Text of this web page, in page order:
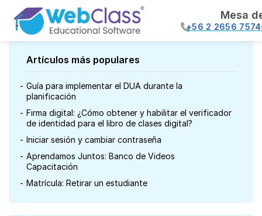
Mesa
+56 2 2656 7574
Artículos más populares
Guía para implementar el DUA durante la
planificación
Firma digital: ¿Cómo obtener y habilitar el verificador
de identidad para el libro de clases digital?
Iniciar sesión y cambiar contraseña
Aprendamos Juntos: Banco de Videos
Capacitación
Matrícula: Retirar un estudiante